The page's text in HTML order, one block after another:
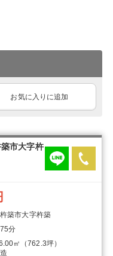
お気に入りに追加
市大字杵
築市大字杵築
分
㎡（762.3坪）